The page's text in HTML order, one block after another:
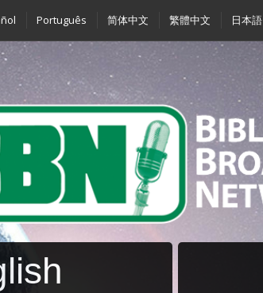
Português 简体中文 繁體中文 日本語